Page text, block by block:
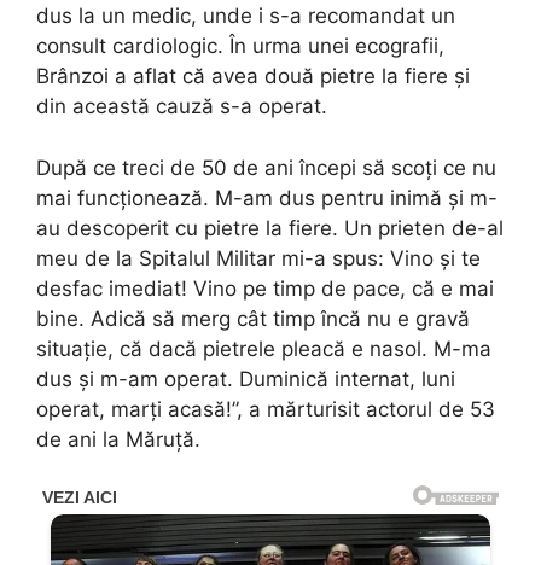
dus la un medic, unde i s-a recomandat un
consult cardiologic. În urma unei ecografii,
Brânzoi a aflat că avea două pietre la fiere și
din această cauză s-a operat.
După ce treci de 50 de ani începi să scoți ce nu
mai funcționează. M-am dus pentru inimă și m-
au descoperit cu pietre la fiere. Un prieten de-al
meu de la Spitalul Militar mi-a spus: Vino și te
desfac imediat! Vino pe timp de pace, că e mai
bine. Adică să merg cât timp încă nu e gravă
situație, că dacă pietrele pleacă e nasol. M-ma
dus și m-am operat. Duminică internat, luni
operat, marți acasă!”, a mărturisit actorul de 53
de ani la Măruță.